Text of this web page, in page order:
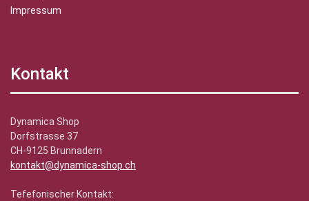
Impressum
Kontakt
Dynamica Shop
Dorfstrasse 37
CH-9125 Brunnadern
kontakt@dynamica-shop.ch
Tefefonischer Kontakt: